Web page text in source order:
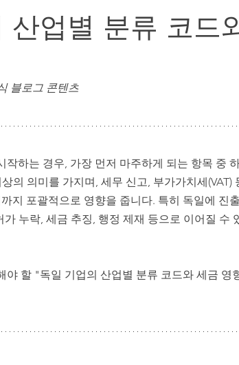
업별 분류 코드
블로그 콘텐츠
하는 경우, 가장 먼저 마주하게 되는 항목 중
의 의미를 가지며, 세무 신고, 부가가치세(VAT)
지 포괄적으로 영향을 줍니다. 특히 독일에 진
누락, 세금 추징, 행정 제재 등으로 이어질 수
야 할 "독일 기업의 산업별 분류 코드와 세금 영